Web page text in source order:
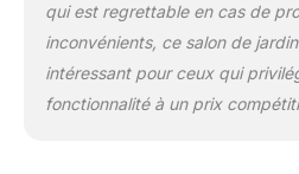
qui est regrettable en cas de
inconvénients, ce salon de
intéressant pour ceux qui
fonctionnalité à un prix